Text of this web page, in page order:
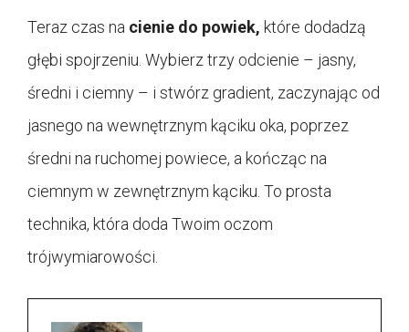
Teraz czas na cienie do powiek, które dodadzą
głębi spojrzeniu. Wybierz trzy odcienie – jasny,
średni i ciemny – i stwórz gradient, zaczynając od
jasnego na wewnętrznym kąciku oka, poprzez
średni na ruchomej powiece, a kończąc na
ciemnym w zewnętrznym kąciku. To prosta
technika, która doda Twoim oczom
trójwymiarowości.